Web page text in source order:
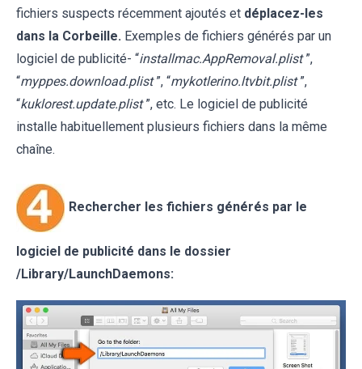
fichiers suspects récemment ajoutés et déplacez-les
dans la Corbeille. Exemples de fichiers générés par un
logiciel de publicité- “installmac.AppRemoval.plist ”,
“myppes.download.plist ”, “mykotlerino.ltvbit.plist ”,
“kuklorest.update.plist ”, etc. Le logiciel de publicité
installe habituellement plusieurs fichiers dans la même
chaîne.
Rechercher les fichiers générés par le
logiciel de publicité dans le dossier
/Library/LaunchDaemons: